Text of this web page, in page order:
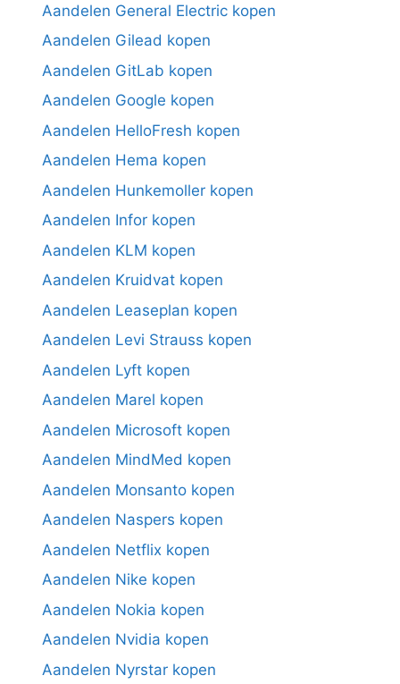
Aandelen General Electric kopen
Aandelen Gilead kopen
Aandelen GitLab kopen
Aandelen Google kopen
Aandelen HelloFresh kopen
Aandelen Hema kopen
Aandelen Hunkemoller kopen
Aandelen Infor kopen
Aandelen KLM kopen
Aandelen Kruidvat kopen
Aandelen Leaseplan kopen
Aandelen Levi Strauss kopen
Aandelen Lyft kopen
Aandelen Marel kopen
Aandelen Microsoft kopen
Aandelen MindMed kopen
Aandelen Monsanto kopen
Aandelen Naspers kopen
Aandelen Netflix kopen
Aandelen Nike kopen
Aandelen Nokia kopen
Aandelen Nvidia kopen
Aandelen Nyrstar kopen